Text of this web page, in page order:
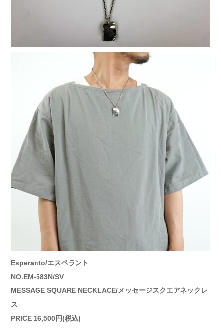
Esperanto/エスペラント
NO.EM-583N/SV
MESSAGE SQUARE NECKLACE/メッセージスクエアネックレ
ス
PRICE 16,500円(税込)